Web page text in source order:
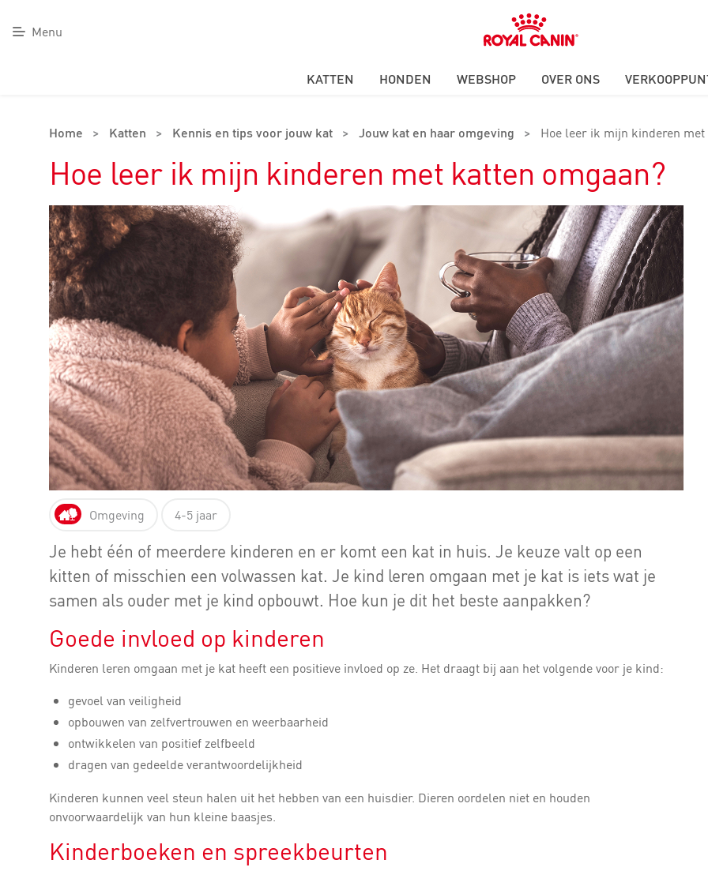
Menu
Royal
Canin
KATTEN
HONDEN WEBSHOP OVER ONS
Home > Katten > Kennis en tips voor jouw kat > Jouw kat en haar omgeving > Hoe leer ik mijn kinderen met
Hoe leer ik mijn kinderen met katten omgaan?
Omgeving 4-5 jaar
Je hebt één of meerdere kinderen en er komt een kat in huis. Je keuze valt op een
kitten of misschien een volwassen kat. Je kind leren omgaan met je kat is iets wat je
samen als ouder met je kind opbouwt. Hoe kun je dit het beste aanpakken?
Goede invloed op kinderen
Kinderen leren omgaan met je kat heeft een positieve invloed op ze. Het draagt bij aan het volgende voor je kind:
gevoel van veiligheid
opbouwen van zelfvertrouwen en weerbaarheid
ontwikkelen van positief zelfbeeld
dragen van gedeelde verantwoordelijkheid
Kinderen kunnen veel steun halen uit het hebben van een huisdier. Dieren oordelen niet en houden
onvoorwaardelijk van hun kleine baasjes.
Kinderboeken en spreekbeurten